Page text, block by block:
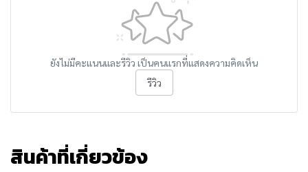
ยังไม่มีคะแนนและรีวิว เป็นคนแรกที่แสดงความคิดเห็น
รีวิว
สินค้าที่เกี่ยวข้อง